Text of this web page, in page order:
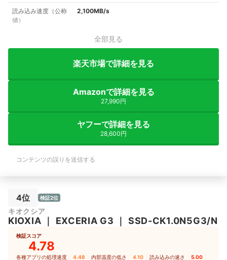
読み込み速度（公称
値）
2,100MB/s
全部見る
楽天市場で詳細を見る
Amazonで詳細を見る
27,990円
ヤフーで詳細を見る
28,600円
コンテンツの誤りを送信する
4位 検証2位
キオクシア
KIOXIA EXCERIA G3 SSD-CK1.0N5G3/N
検証スコア
4.78
各種アプリの処理速度 4.48 内部温度の低さ 4.10 読み込みの速さ 5.00